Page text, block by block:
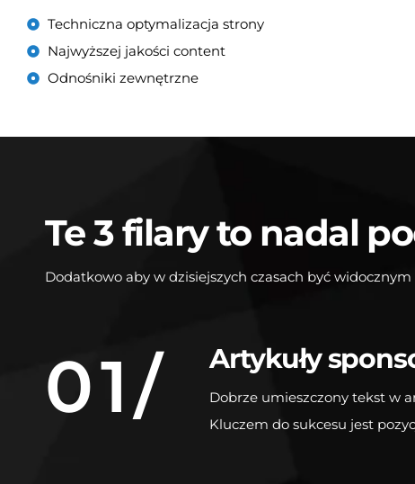
Techniczna optymalizacja strony
Najwyższej jakości content
Odnośniki zewnętrzne
Te 3 filary to nadal
Dodatkowo aby w dzisiejszych czasach być
01/ Artykuły
Dobrze umieszczony tekst w
Kluczem do sukcesu jest